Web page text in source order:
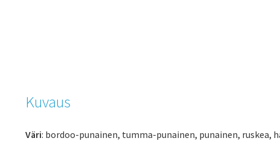
Kuvaus
Väri: bordoo-punainen, tumma-punainen, punainen, ruskea,